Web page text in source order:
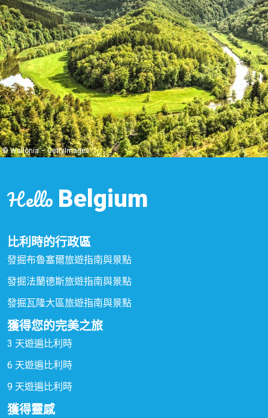
© Wallonia – GettyImages
Hello Belgium
比利時的行政區
發掘布魯塞爾旅遊指南與景點
發掘法蘭德斯旅遊指南與景點
發掘瓦隆大區旅遊指南與景點
獲得您的完美之旅
3 天遊遍比利時
6 天遊遍比利時
9 天遊遍比利時
獲得靈感